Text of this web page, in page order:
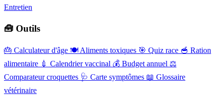
Entretien
🧰 Outils
🎂 Calculateur d'âge 🍽️ Aliments toxiques 🎯 Quiz race 🥣 Ration
alimentaire 💉 Calendrier vaccinal 💰 Budget annuel ⚖️
Comparateur croquettes 🩺 Carte symptômes 📖 Glossaire
vétérinaire